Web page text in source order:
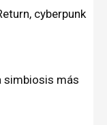
cyberpunk
simbiosis más